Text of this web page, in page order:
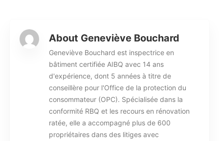
About Geneviève Bouchard
Geneviève Bouchard est inspectrice en
bâtiment certifiée AIBQ avec 14 ans
d'expérience, dont 5 années à titre de
conseillère pour l'Office de la protection du
consommateur (OPC). Spécialisée dans la
conformité RBQ et les recours en rénovation
ratée, elle a accompagné plus de 600
propriétaires dans des litiges avec